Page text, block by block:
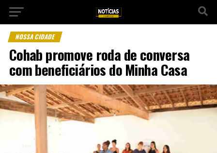
NOSSA CIDADE
Cohab promove roda de conversa
com beneficiários do Minha Casa